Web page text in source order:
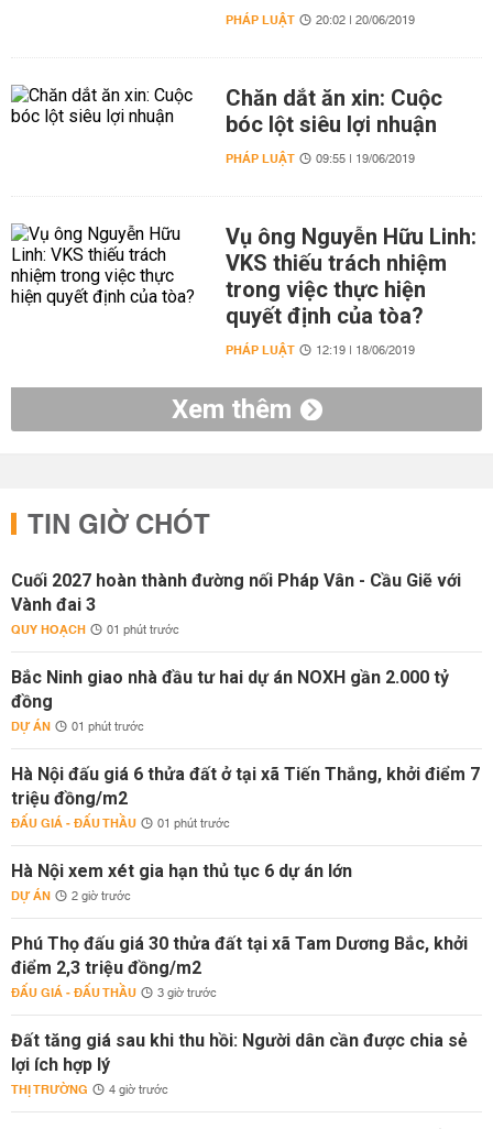
PHÁP LUẬT 20:02 | 20/06/2019
Chăn dắt ăn xin: Cuộc
bóc lột siêu lợi nhuận
PHÁP LUẬT 09:55 | 19/06/2019
Vụ ông Nguyễn Hữu Linh:
VKS thiếu trách nhiệm
trong việc thực hiện
quyết định của tòa?
PHÁP LUẬT 12:19 | 18/06/2019
Xem thêm
TIN GIỜ CHÓT
Cuối 2027 hoàn thành đường nối Pháp Vân - Cầu Giẽ với
Vành đai 3
QUY HOẠCH 01 phút trước
Bắc Ninh giao nhà đầu tư hai dự án NOXH gần 2.000 tỷ
đồng
DỰ ÁN 01 phút trước
Hà Nội đấu giá 6 thửa đất ở tại xã Tiến Thắng, khởi điểm 7
triệu đồng/m2
ĐẤU GIÁ - ĐẤU THẦU 01 phút trước
Hà Nội xem xét gia hạn thủ tục 6 dự án lớn
DỰ ÁN 2 giờ trước
Phú Thọ đấu giá 30 thửa đất tại xã Tam Dương Bắc, khởi
điểm 2,3 triệu đồng/m2
ĐẤU GIÁ - ĐẤU THẦU 3 giờ trước
Đất tăng giá sau khi thu hồi: Người dân cần được chia sẻ
lợi ích hợp lý
THỊ TRƯỜNG 4 giờ trước